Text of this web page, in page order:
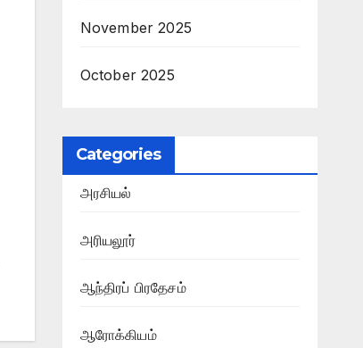
November 2025
October 2025
Categories
அரசியல்
அரியலூர்
ஆந்திரப் பிரதேசம்
ஆரோக்கியம்